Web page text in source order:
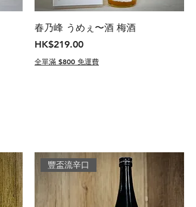
春乃峰 うめぇ〜酒 梅酒
價格
HK$219.00
全單滿 $800 免運費
豐盃流辛口